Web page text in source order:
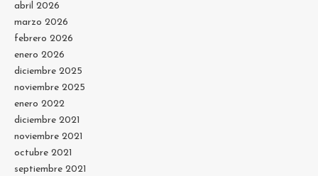
abril 2026
marzo 2026
febrero 2026
enero 2026
diciembre 2025
noviembre 2025
enero 2022
diciembre 2021
noviembre 2021
octubre 2021
septiembre 2021